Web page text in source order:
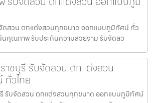
ดสวน ตกแต่งสวนทุกขนาด ออกแบบภูมิทัศน์ ทั่ว
น้นคุณภาพ รับประกันความสวยงาม รับจัดสว
าชบุรี รับจัดสวน ตกแต่งสวน
วไทย
รับจัดสวน ตกแต่งสวนทุกขนาด ออกแบบภูมิทัศน์